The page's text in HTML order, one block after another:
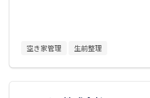
空き家管理 生前整理